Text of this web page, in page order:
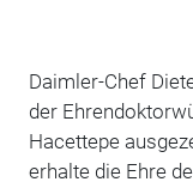
Daimler-Chef
der
Hacettepe
erhalte die Ehre